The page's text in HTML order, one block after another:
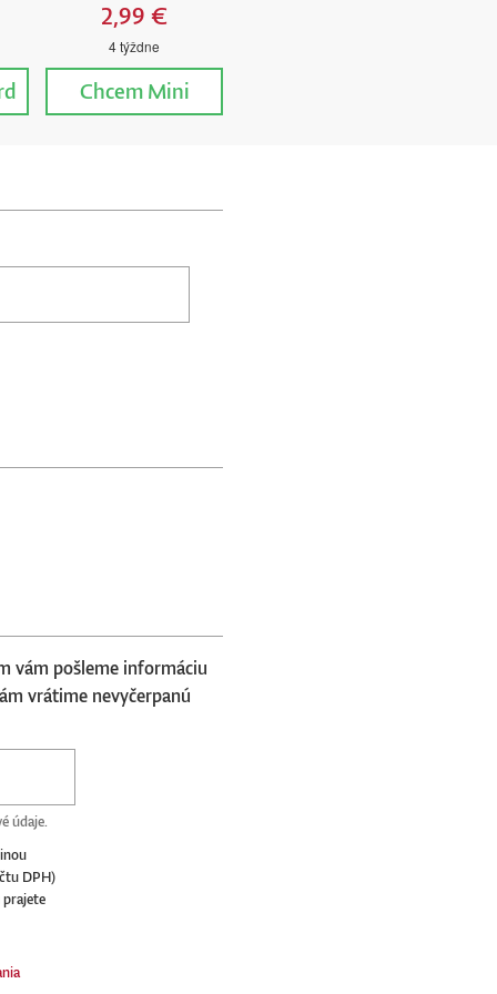
2,99 €
4 týždne
ChcemMini
vám pošleme informáciu
vrátime nevyčerpanú
údaje.
DPH)
prajete